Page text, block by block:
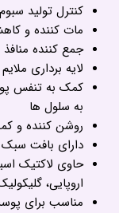
کنترل تولید
مات کننده و
جمع کننده منافذ
لایه برداری
کمک به تنفس
به سلول ها
روشن کننده و
دارای بافت
حاوی لاکتیک
اروپایی،
مناسب برای